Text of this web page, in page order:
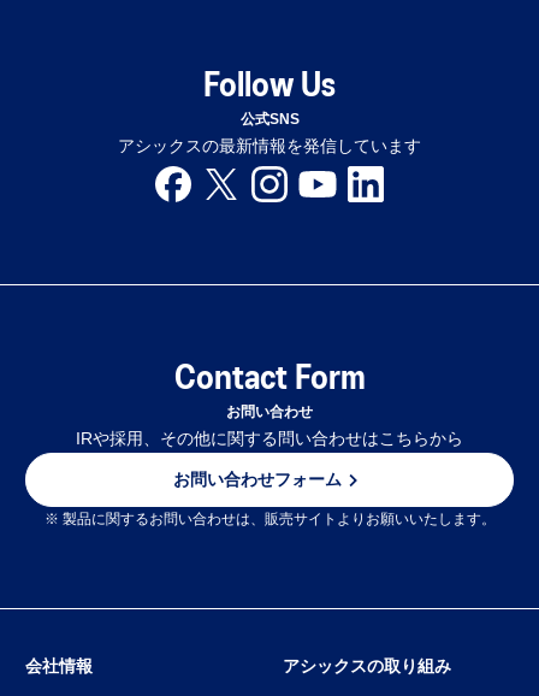
Follow Us
公式SNS
アシックスの最新情報を発信しています
Contact Form
お問い合わせ
IRや採用、その他に関する問い合わせはこちらから
お問い合わせフォーム
※ 製品に関するお問い合わせは、販売サイトよりお願いいたします。
会社情報 アシックスの取り組み